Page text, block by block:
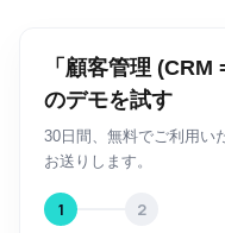
「顧客管理 (CRM
のデモを試す
30日間、無料でご利用い
お送りします。
1 2